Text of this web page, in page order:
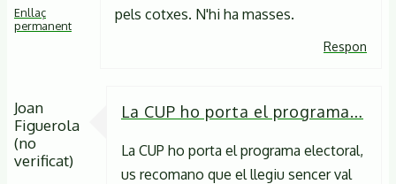
Enllaç
permanent
pels cotxes. N'hi ha masses.
Respon
Joan
Figuerola
(no
verificat)
La CUP ho porta el programa…
La CUP ho porta el programa electoral,
us recomano que el llegiu sencer val